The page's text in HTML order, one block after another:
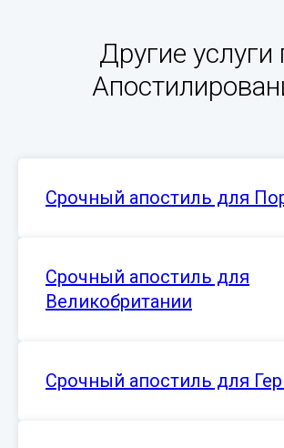
Другие услуги
Срочный апостиль для
Срочный апостиль для
Великобритании
Срочный апостиль для